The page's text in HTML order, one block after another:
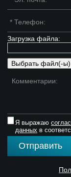
Загрузка файла:
Я выражаю
данных в
Отправить